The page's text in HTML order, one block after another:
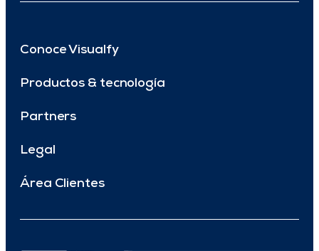
Conoce Visualfy
Productos & tecnología
Partners
Legal
Área Clientes